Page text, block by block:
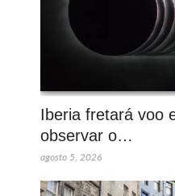
Iberia fretará voo
observar o…
agosto 5, 2026